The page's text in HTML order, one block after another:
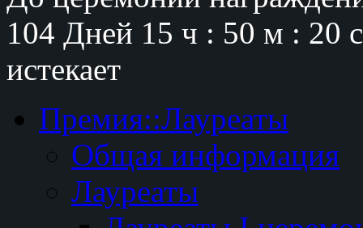
104 Дней 15 ч : 50 м : 19
истекает
Премия::Лауреаты
Общая информация
Лауреаты